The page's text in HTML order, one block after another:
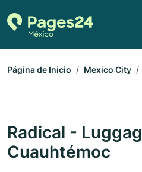
Página de Inicio Mexico City
Radical -
Cuauhtémoc